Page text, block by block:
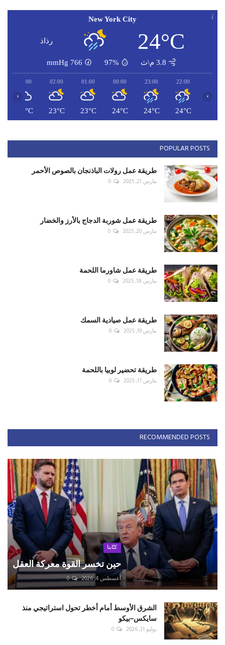
New York City
24°C رذاذ
3.8 م\ث 97%
766
mmHg
22:00
24°C
23:00
24°C
00:00
24°C
01:00
23°C
02:00
23°C
03:00
23°C
‹ ›
POPULAR POSTS
طريقة عمل رولات الباذنجان بالصوص الأحمر
مارس 21, 2025 0
طريقة عمل شوربة الدجاج بالأرز والخضار
مارس 20, 2025 0
طريقة عمل شاورما اللحمة
مارس 18, 2025 0
طريقة عمل صيادية السمك
مارس 19, 2025 0
طريقة تحضير لوبيا باللحمة
مارس 17, 2025 0
RECOMMENDED POSTS
كتّابنا
حين تخسر القوة معركة العقل
أغسطس 4, 2026 0
الشرق الأوسط أمام أخطر تحول استراتيجي منذ
سايكس–بيكو
يوليو 31, 2026 0